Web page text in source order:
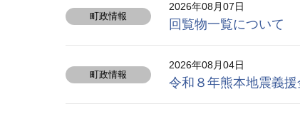
町政情報
2026年08月07日
回覧物一覧について
町政情報
2026年08月04日
令和８年熊本地震義